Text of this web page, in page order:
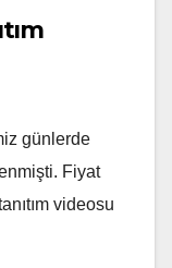
günlerde
Fiyat
videosu